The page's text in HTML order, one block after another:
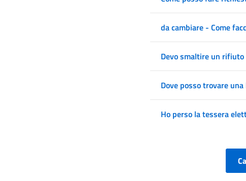
da cambiare - Come
Devo smaltire un rifiuto
Dove posso trovare
Ho perso la tessera